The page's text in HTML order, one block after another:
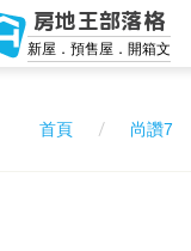
房地王部落格
新屋．預售屋．開箱文
首頁 尚讚7